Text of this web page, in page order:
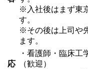
※入社後はまず東
す。
※その後は上司や
ます。
応
・看護師・臨床工
（歓迎）